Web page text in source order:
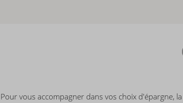
Pour vous accompagner dans vos choix d'épargne,